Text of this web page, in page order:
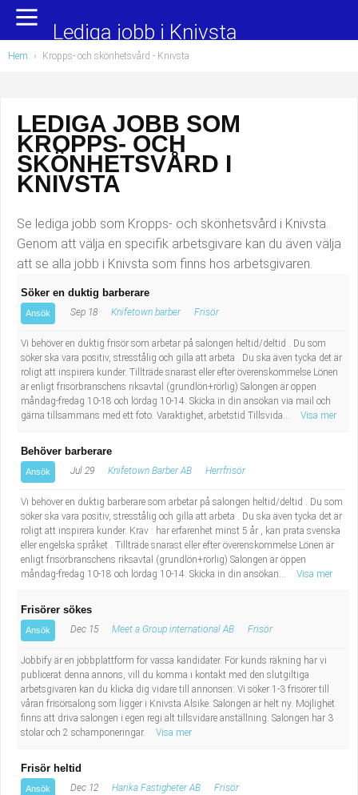
Yrkesområden
Administration, ekonomi, juridik
Chefer och verksamhetsledare
Data/IT
Försäljning, inköp, marknadsföring
Hantverksyrken
Hotell, restaurang, storhushåll
Industriell tillverkning
Installation, drift, underhåll
Kropps- och skönhetsvård
Militärt arbete
Naturbruk
Naturvetenskapligt arbete
Sanering och renhållning
Socialt arbete
Säkerhetsarbete
Populära jobb
Undersköterska, hemtjänst och äldreboende
Barnskötare
Lärare i förskola/Förskollärare
Lagerarbetare
Bussförare/Busschaufför
Elevassistent
Behandlingsassistent/Socialpedagog
Tandsköterska
Budbilsförare
Lärare i fritidshem/Fritidspedagog
Taxiförare/Taxichaufför
Läkarsekreterare/Vårdadmin/Medicinsk
sekreterare
Lastbilsförare m.fl.
Fastighetsskötare
Informatör/Kommunikatör
Lediga jobb i Knivsta
Hem › Kropps- och skönhetsvård - Knivsta
LEDIGA JOBB SOM
KROPPS- OCH
SKÖNHETSVÅRD I
KNIVSTA
Se lediga jobb som Kropps- och skönhetsvård i Knivsta.
Genom att välja en specifik arbetsgivare kan du även välja
att se alla jobb i Knivsta som finns hos arbetsgivaren.
Söker en duktig barberare
Ansök Sep 18 Knifetown barber Frisör
Vi behöver en duktig frisör som arbetar på salongen heltid/deltid . Du som
söker ska vara positiv, stresstålig och gilla att arbeta . Du ska även tycka det är
roligt att inspirera kunder. Tillträde snarast eller efter överenskommelse Lönen
är enligt frisörbranschens riksavtal (grundlön+rörlig) Salongen är öppen
måndag-fredag 10-18 och lördag 10-14. Skicka in din ansökan via mail och
gärna tillsammans med ett foto. Varaktighet, arbetstid Tillsvida...
Visa mer
Behöver barberare
Ansök Jul 29 Knifetown Barber AB Herrfrisör
Vi behöver en duktig barberare som arbetar på salongen heltid/deltid . Du som
söker ska vara positiv, stresstålig och gilla att arbeta . Du ska även tycka det är
roligt att inspirera kunder. Krav : har erfarenhet minst 5 år , kan prata svenska
eller engelska språket . Tillträde snarast eller efter överenskommelse Lönen är
enligt frisörbranschens riksavtal (grundlön+rörlig) Salongen är öppen
måndag-fredag 10-18 och lördag 10-14. Skicka in din ansökan...
Visa mer
Frisörer sökes
Ansök Dec 15 Meet a Group international AB Frisör
Jobbify är en jobbplattform för vassa kandidater. För kunds räkning har vi
publicerat denna annons, vill du komma i kontakt med den slutgiltiga
arbetsgivaren kan du klicka dig vidare till annonsen: Vi söker 1-3 frisörer till
våran frisörsalong som ligger i Knivsta Alsike. Salongen är helt ny. Möjlighet
finns att driva salongen i egen regi alt tillsvidare anställning. Salongen har 3
stolar och 2 schamponeringar.
Visa mer
Frisör heltid
Ansök Dec 12 Harika Fastigheter AB Frisör